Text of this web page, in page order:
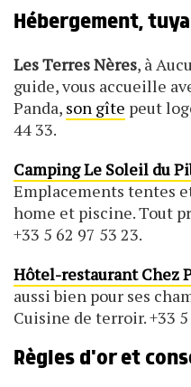
Hébergement,
Les Terres Nères, à
guide, vous accueille
Panda, son gîte peut
44 33.
Camping Le Soleil du
Emplacements tentes
home et piscine. Tout
+33 5 62 97 53 23.
Hôtel-restaurant Chez
aussi bien pour ses
Cuisine de terroir. +33 5
Règles d'or et